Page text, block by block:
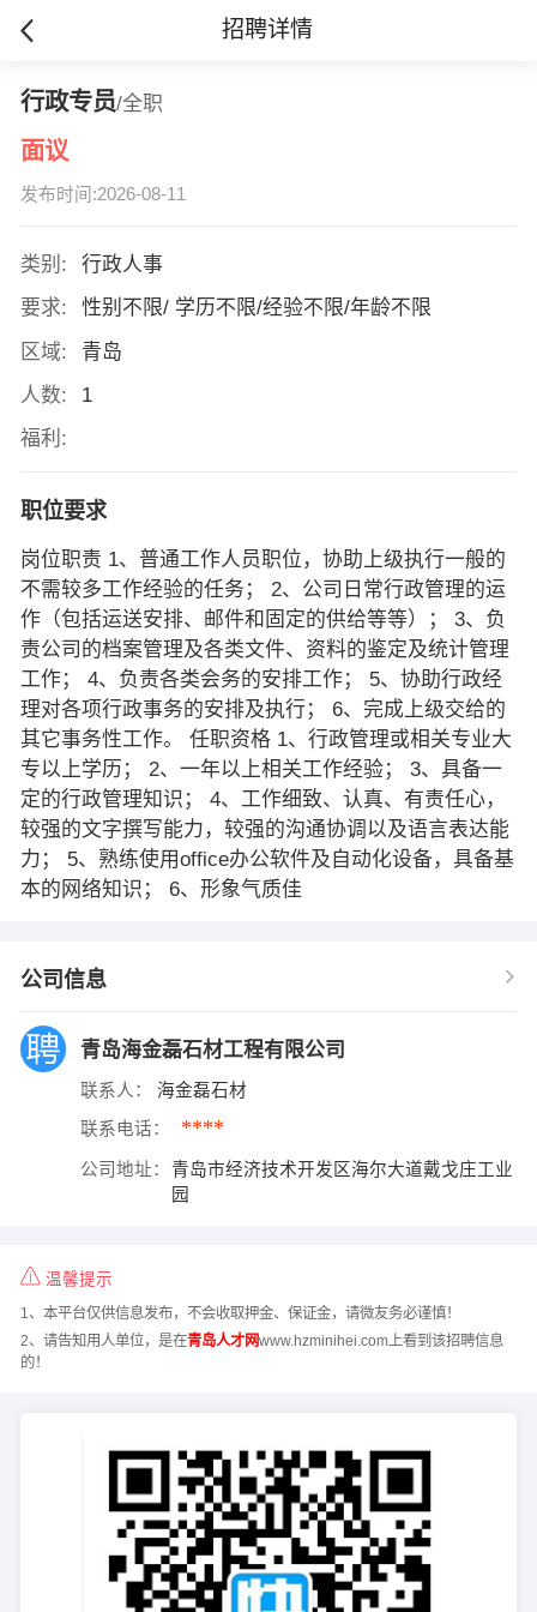
招聘详情
行政专员/全职
面议
发布时间:2026-08-11
类别:
行政人事
要求:
性别不限/ 学历不限/经验不限/年龄不限
区域:
青岛
人数:
1
福利:
职位要求
岗位职责 1、普通工作人员职位，协助上级执行一般的
不需较多工作经验的任务； 2、公司日常行政管理的运
作（包括运送安排、邮件和固定的供给等等）； 3、负
责公司的档案管理及各类文件、资料的鉴定及统计管理
工作； 4、负责各类会务的安排工作； 5、协助行政经
理对各项行政事务的安排及执行； 6、完成上级交给的
其它事务性工作。 任职资格 1、行政管理或相关专业大
专以上学历； 2、一年以上相关工作经验； 3、具备一
定的行政管理知识； 4、工作细致、认真、有责任心，
较强的文字撰写能力，较强的沟通协调以及语言表达能
力； 5、熟练使用office办公软件及自动化设备，具备基
本的网络知识； 6、形象气质佳
公司信息
青岛海金磊石材工程有限公司
联系人： 海金磊石材
联系电话： ****
公司地址：
青岛市经济技术开发区海尔大道戴戈庄工业
园
温馨提示
1、本平台仅供信息发布，不会收取押金、保证金，请微友务必谨慎！
2、请告知用人单位，是在青岛人才网www.hzminihei.com上看到该招聘信息
的！